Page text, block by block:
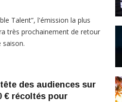
Talent”, l'émission la plus
très prochainement de retour
saison.
des audiences sur
€ récoltés pour